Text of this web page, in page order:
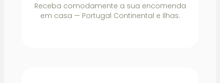
Receba comodamente a sua encomenda
em casa — Portugal Continental e Ilhas.